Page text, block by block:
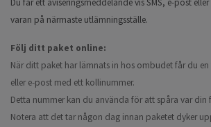
varan på närmaste utlämningsställe.
Följ ditt paket online:
När ditt paket har lämnats in hos ombudet får du en
eller e-post med ett kollinummer.
Detta nummer kan du använda för att spåra var din
Notera att det tar någon dag innan paketet dyker